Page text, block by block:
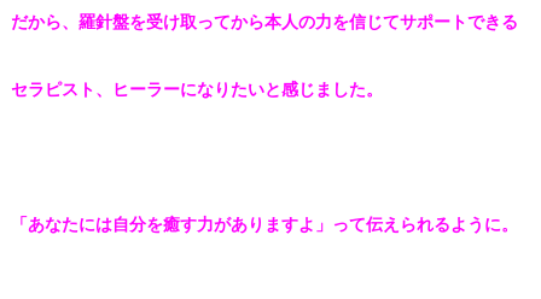
だから、 羅針盤を受け取ってから本人の力を信じてサポートできる
セラピスト、ヒーラーになりたいと感じました。
「あなたには自分を癒す力がありますよ」 って伝えられるように。